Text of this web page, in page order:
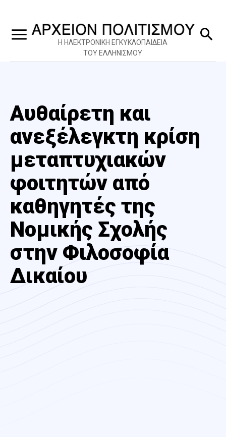
Η ΗΛΕΚΤΡΟΝΙΚΗ ΕΓΚΥΚΛΟΠΑΙΔΕΙΑ
ΤΟΥ ΕΛΛΗΝΙΣΜΟΥ
Αυθαίρετη και
ανεξέλεγκτη κρίση
μεταπτυχιακών
φοιτητών από
καθηγητές της
Νομικής Σχολής
στην Φιλοσοφία
Δικαίου